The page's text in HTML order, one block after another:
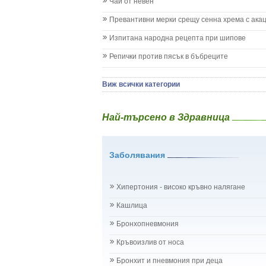
Колики
Менингит
Млечница
Нощно напикаване - енуреза
Плач
Проблеми с очите на бебето и детето
Рубеола
Температура - висока
Хрема при бебето и детето
Бъбреци
Бъбречна поликистоза
Превантивни мерки срещу сенна хрема с
Изпитана народна рецепта при шипове
Репички против пясък в бъбреците
Виж всички категории
Най-търсено в Здравница
Заболявания
Хипертония - високо кръвно налягане
Кашлица
Бронхопневмония
Кръвоизлив от носа
Бронхит и пневмония при деца